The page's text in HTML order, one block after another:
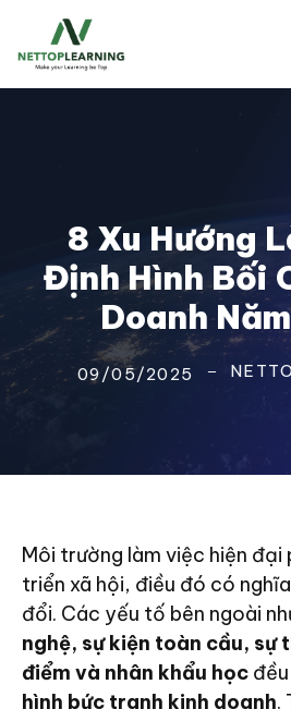
Chuyển
8 Xu Hướng
Định Hình Bối
Doanh
09/05/2025
Môi trường làm việc hiện đại
triển xã hội, điều đó có
đổi. Các yếu tố bên ngoài
nghệ, sự kiện toàn cầu, sự
điểm và nhân khẩu học
hình bức tranh kinh doanh.